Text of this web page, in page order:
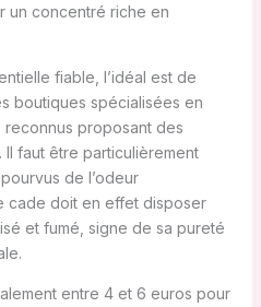
un concentré riche en
fiable, l’idéal est de
boutiques spécialisées en
reconnus proposant des
Il faut être particulièrement
de l’odeur
cade doit en effet disposer
et fumé, signe de sa pureté
entre 4 et 6 euros pour